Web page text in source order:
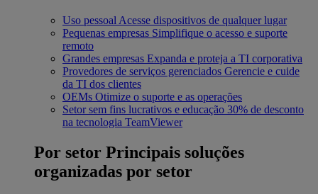
Uso pessoal Acesse dispositivos de qualquer lugar
Pequenas empresas Simplifique o acesso e suporte
remoto
Grandes empresas Expanda e proteja a TI corporativa
Provedores de serviços gerenciados Gerencie e cuide
da TI dos clientes
OEMs Otimize o suporte e as operações
Setor sem fins lucrativos e educação 30% de desconto
na tecnologia TeamViewer
Por setor Principais soluções
organizadas por setor